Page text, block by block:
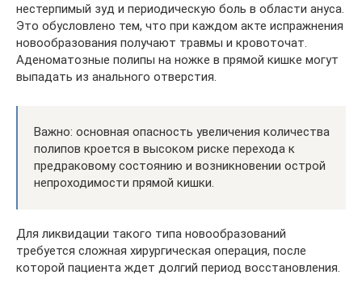
нестерпимый зуд и периодическую боль в области ануса.
Это обусловлено тем, что при каждом акте испражнения
новообразования получают травмы и кровоточат.
Аденоматозные полипы на ножке в прямой кишке могут
выпадать из анального отверстия.
Важно: основная опасность увеличения количества
полипов кроется в высоком риске перехода к
предраковому состоянию и возникновении острой
непроходимости прямой кишки.
Для ликвидации такого типа новообразований
требуется сложная хирургическая операция, после
которой пациента ждет долгий период восстановления.